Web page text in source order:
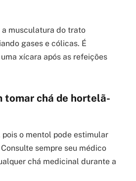
musculatura do trato
gases e cólicas. É
xícara após as refeições
tomar chá de hortelã-
pois o mentol pode estimular
sempre seu médico
chá medicinal durante a